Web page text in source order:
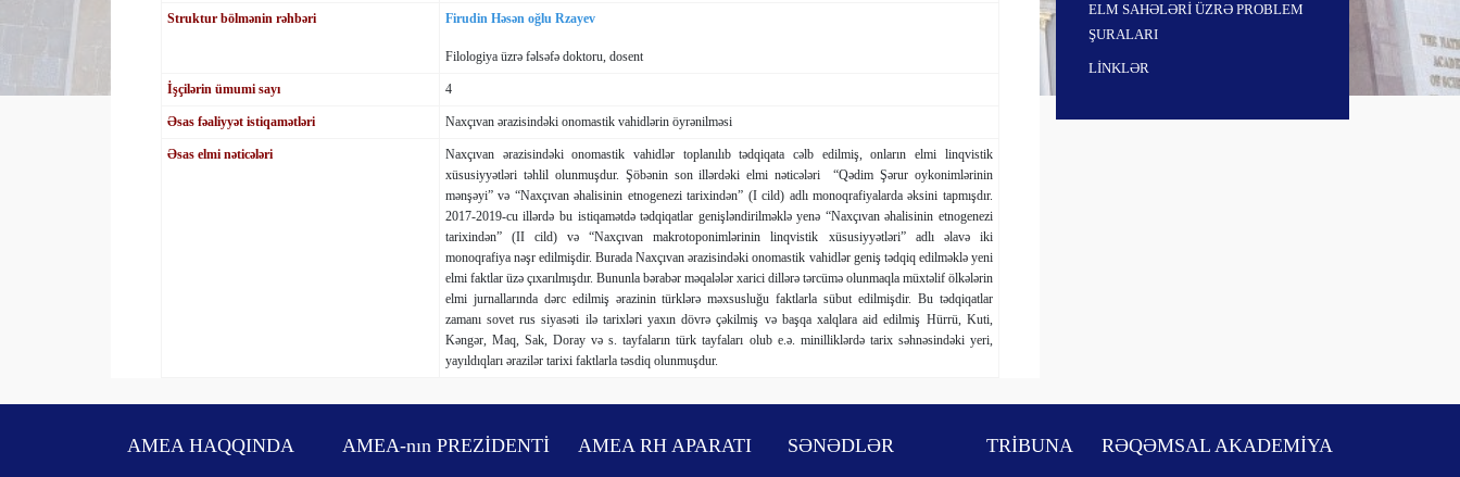
Struktur bölmənin rəhbəri Firudin Həsən oğlu Rzayev
Filologiya üzrə fəlsəfə doktoru, dosent
İşçilərin ümumi sayı 4
Əsas fəaliyyət istiqamətləri Naxçıvan ərazisindəki onomastik vahidlərin öyrənilməsi
Əsas elmi nəticələri
Naxçıvan ərazisindəki onomastik vahidlər toplanılıb tədqiqata cəlb edilmiş, onların elmi linqvistik
xüsusiyyətləri təhlil olunmuşdur. Şöbənin son illərdəki elmi nəticələri “Qədim Şərur oyko­nimlərinin
mənşəyi” və “Naxçıvan əhalisinin etnogenezi tarixindən” (I cild) adlı monoqrafiyalarda əksini tapmışdır.
2017-2019-cu illərdə bu istiqamətdə tədqiqatlar genişləndirilməklə yenə “Naxçıvan əhalisinin etnogenezi
tarixindən” (II cild) və “Naxçıvan makrotoponimlərinin linqvistik xüsusiyyətləri” adlı əlavə iki
monoqrafiya nəşr edilmişdir. Burada Naxçıvan ərazisindəki onomastik vahidlər geniş tədqiq edilməklə yeni
elmi faktlar üzə çıxarılmışdır. Bununla bərabər məqalələr xarici dillərə tərcümə olunmaqla müxtəlif ölkələrin
elmi jurnallarında dərc edilmiş ərazinin türklərə məxsusluğu faktlarla sübut edilmişdir. Bu tədqiqatlar
zamanı sovet rus siyasəti ilə tarixləri yaxın dövrə çəkilmiş və başqa xalqlara aid edilmiş Hürrü, Kuti,
Kəngər, Maq, Sak, Doray və s. tayfaların türk tayfaları olub e.ə. minilliklərdə tarix səhnəsindəki yeri,
yayıldıqları ərazilər tarixi faktlarla təsdiq olunmuşdur.
ELM SAHƏLƏRİ ÜZRƏ PROBLEM
ŞURALARI
LİNKLƏR
AMEA HAQQINDA AMEA-nın PREZİDENTİ AMEA RH APARATI SƏNƏDLƏR TRİBUNA RƏQƏMSAL AKADEMİYA